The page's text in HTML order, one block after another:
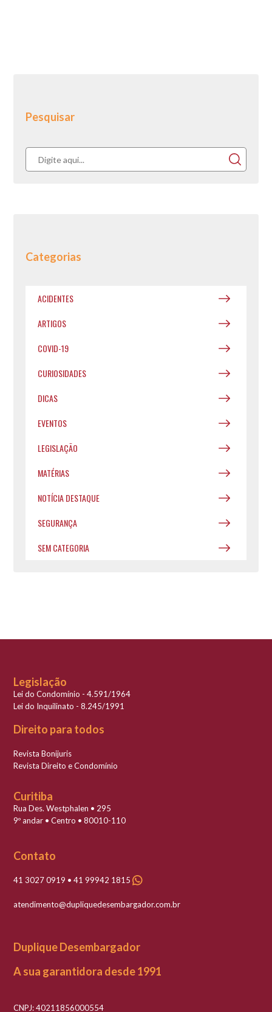
Pesquisar
Categorias
ACIDENTES
ARTIGOS
COVID-19
CURIOSIDADES
DICAS
EVENTOS
LEGISLAÇÃO
MATÉRIAS
NOTÍCIA DESTAQUE
SEGURANÇA
SEM CATEGORIA
Legislação
Lei do Condomínio - 4.591/1964
Lei do Inquilinato - 8.245/1991
Direito para todos
Revista Bonijuris
Revista Direito e Condomínio
Curitiba
Rua Des. Westphalen • 295
9º andar • Centro • 80010-110
Contato
41 3027 0919 • 41 99942 1815
atendimento@dupliquedesembargador.com.br
Duplique Desembargador
A sua garantidora desde 1991
CNPJ: 40211856000554